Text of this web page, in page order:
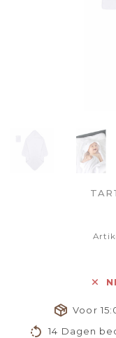
Voor
14 Dagen